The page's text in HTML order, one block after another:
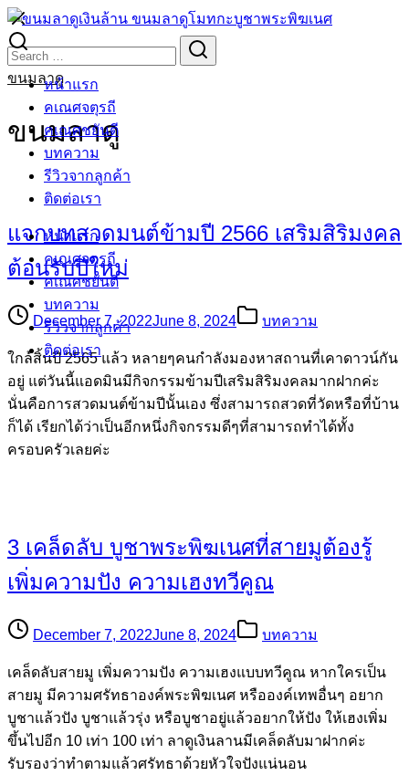
Skip
to
content
หน้าแรก
คเณศจตุรถี
คเณศชยันตี
บทความ
รีวิวจากลูกค้า
ติดต่อเรา
หน้าแรก
คเณศจตุรถี
คเณศชยันตี
บทความ
รีวิวจากลูกค้า
ติดต่อเรา
Search
for:
ขนมลาดู
ขนมลาดู
แจกบทสวดมนต์ข้ามปี 2566 เสริมสิริมงคล
ต้อนรับปีใหม่
December 7, 2022June 8, 2024 บทความ
ใกล้สิ้นปี 2565 แล้ว หลายๆคนกำลังมองหาสถานที่เคาดาวน์กัน
อยู่ แต่วันนี้แอดมินมีกิจกรรมข้ามปีเสริมสิริมงคลมากฝากค่ะ
นั่นคือการสวดมนต์ข้ามปีนั้นเอง ซึ่งสามารถสวดที่วัดหรือที่บ้าน
ก็ได้ เรียกได้ว่าเป็นอีกหนึ่งกิจกรรมดีๆที่สามารถทำได้ทั้ง
ครอบครัวเลยค่ะ
3 เคล็ดลับ บูชาพระพิฆเนศที่สายมูต้องรู้
เพิ่มความปัง ความเฮงทวีคูณ
December 7, 2022June 8, 2024 บทความ
เคล็ดลับสายมู เพิ่มความปัง ความเฮงแบบทวีคูณ หากใครเป็น
สายมู มีความศรัทธาองค์พระพิฆเนศ หรือองค์เทพอื่นๆ อยาก
บูชาแล้วปัง บูชาแล้วรุ่ง หรือบูชาอยู่แล้วอยากให้ปัง ให้เฮงเพิ่ม
ขึ้นไปอีก 10 เท่า 100 เท่า ลาดูเงินลานมีเคล็ดลับมาฝากค่ะ
รับรองว่าทำตามแล้วศรัทธาด้วยหัวใจปังแน่นอน